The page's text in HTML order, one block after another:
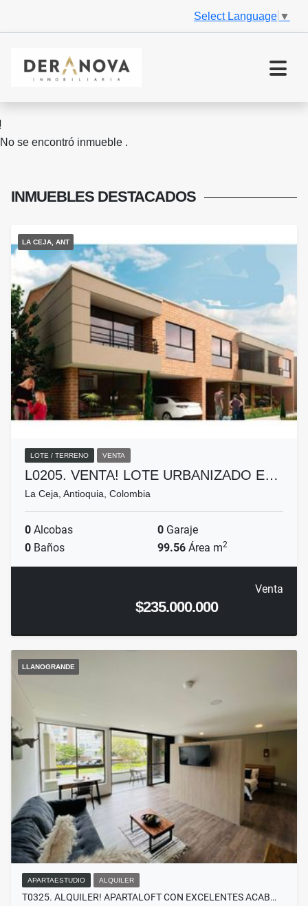
Select Language ▼
No se encontró inmueble .
INMUEBLES DESTACADOS
LA CEJA, ANT
LOTE / TERRENO VENTA
L0205. VENTA! LOTE URBANIZADO E…
La Ceja, Antioquia, Colombia
0 Alcobas 0 Garaje
0 Baños 99.56 Área m2
Venta
$235.000.000
LLANOGRANDE
APARTAESTUDIO ALQUILER
T0325. ALQUILER! APARTALOFT CON EXCELENTES ACAB…